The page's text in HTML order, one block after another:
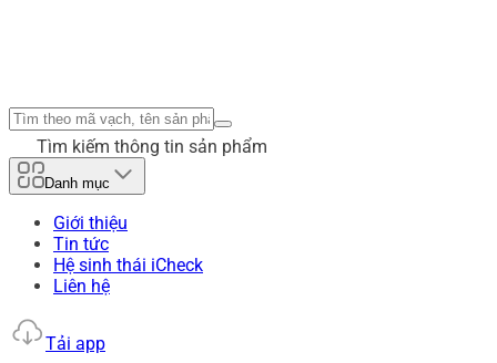
Tìm kiếm thông tin sản phẩm
Danh mục
Giới thiệu
Tin tức
Hệ sinh thái iCheck
Liên hệ
Tải app